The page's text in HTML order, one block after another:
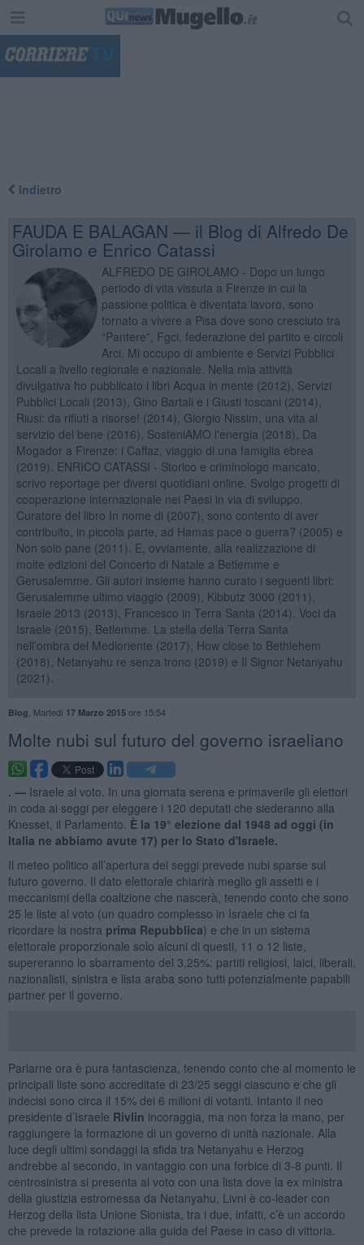
Indietro
FAUDA E BALAGAN — il Blog di Alfredo De
Girolamo e Enrico Catassi
ALFREDO DE GIROLAMO - Dopo un lungo
periodo di vita vissuta a Firenze in cui la
passione politica è diventata lavoro, sono
tornato a vivere a Pisa dove sono cresciuto tra
“Pantere”, Fgci, federazione del partito e circoli
Arci. Mi occupo di ambiente e Servizi Pubblici
Locali a livello regionale e nazionale. Nella mia attività
divulgativa ho pubblicato i libri Acqua in mente (2012), Servizi
Pubblici Locali (2013), Gino Bartali e i Giusti toscani (2014),
Riusi: da rifiuti a risorse! (2014), Giorgio Nissim, una vita al
servizio del bene (2016), SosteniAMO l'energia (2018), Da
Mogador a Firenze: i Caffaz, viaggio di una famiglia ebrea
(2019). ENRICO CATASSI - Storico e criminologo mancato,
scrivo reportage per diversi quotidiani online. Svolgo progetti di
cooperazione internazionale nei Paesi in via di sviluppo.
Curatore del libro In nome di (2007), sono contento di aver
contribuito, in piccola parte, ad Hamas pace o guerra? (2005) e
Non solo pane (2011). E, ovviamente, alla realizzazione di
molte edizioni del Concerto di Natale a Betlemme e
Gerusalemme. Gli autori insieme hanno curato i seguenti libri:
Gerusalemme ultimo viaggio (2009), Kibbutz 3000 (2011),
Israele 2013 (2013), Francesco in Terra Santa (2014). Voci da
Israele (2015), Betlemme. La stella della Terra Santa
nell'ombra del Medioriente (2017), How close to Bethlehem
(2018), Netanyahu re senza trono (2019) e Il Signor Netanyahu
(2021).
Blog Martedì 17 Marzo 2015ore 15:54
Molte nubi sul futuro del governo israeliano
. — Israele al voto. In una giornata serena e primaverile gli elettori
in coda ai seggi per eleggere i 120 deputati che siederanno alla
Knesset, il Parlamento. È la 19° elezione dal 1948 ad oggi (in
Italia ne abbiamo avute 17) per lo Stato d'Israele.
Il meteo politico all’apertura dei seggi prevede nubi sparse sul
futuro governo. Il dato elettorale chiarirà meglio gli assetti e i
meccanismi della coalizione che nascerà, tenendo conto che sono
25 le liste al voto (un quadro complesso in Israele che ci fa
ricordare la nostra prima Repubblica) e che in un sistema
elettorale proporzionale solo alcuni di questi, 11 o 12 liste,
supereranno lo sbarramento del 3,25%: partiti religiosi, laici, liberali,
nazionalisti, sinistra e lista araba sono tutti potenzialmente papabili
partner per il governo.
Parlarne ora è pura fantascienza, tenendo conto che al momento le
principali liste sono accreditate di 23/25 seggi ciascuno e che gli
indecisi sono circa il 15% dei 6 milioni di votanti. Intanto il neo
presidente d’Israele Rivlin incoraggia, ma non forza la mano, per
raggiungere la formazione di un governo di unità nazionale. Alla
luce degli ultimi sondaggi la sfida tra Netanyahu e Herzog
andrebbe al secondo, in vantaggio con una forbice di 3-8 punti. Il
centrosinistra si presenta al voto con una lista dove la ex ministra
della giustizia estromessa da Netanyahu, Livni è co-leader con
Herzog della lista Unione Sionista, tra i due, infatti, c’è un accordo
che prevede la rotazione alla guida del Paese in caso di vittoria.